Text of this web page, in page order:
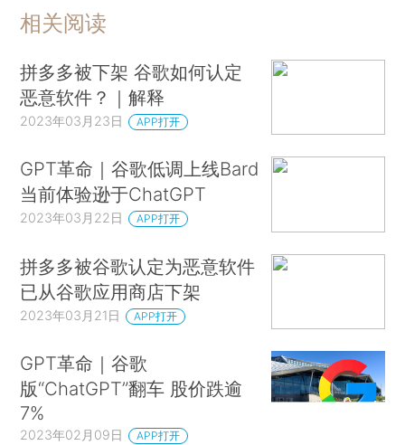
相关阅读
拼多多被下架 谷歌如何认定
恶意软件？｜解释
2023年03月23日 APP打开
GPT革命｜谷歌低调上线Bard
当前体验逊于ChatGPT
2023年03月22日 APP打开
拼多多被谷歌认定为恶意软件
已从谷歌应用商店下架
2023年03月21日 APP打开
GPT革命｜谷歌
版“ChatGPT”翻车 股价跌逾
7%
2023年02月09日 APP打开